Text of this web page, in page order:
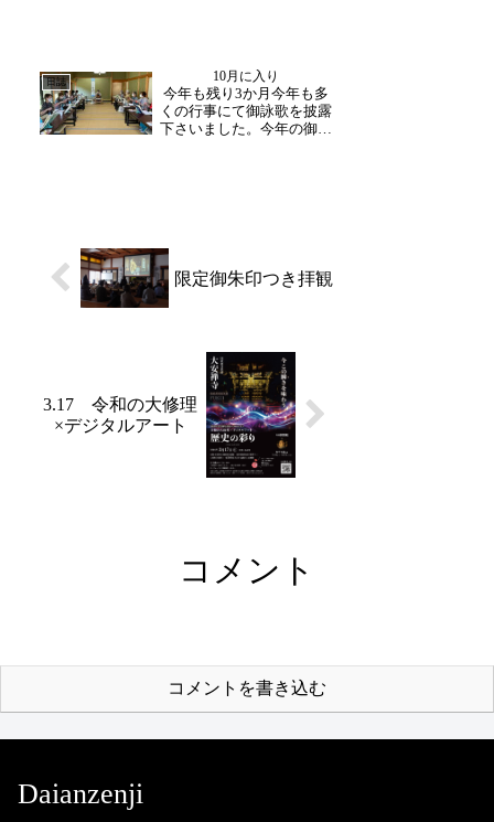
ホール福井の文化財を知る
「福井お宝博」福井県の文
化...
日誌 10月に入り
今年も残り3か月今年も多
くの行事にて御詠歌を披露
下さいました。今年の御詠
限定御朱印つき拝観
3.17 令和の大修理
×デジタルアート
コメント
コメントを書き込む
Daianzenji